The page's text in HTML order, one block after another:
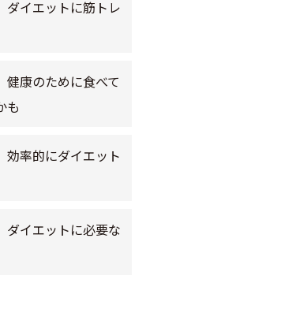
ダイエットに筋トレ
健康のために食べて
も
効率的にダイエット
ダイエットに必要な